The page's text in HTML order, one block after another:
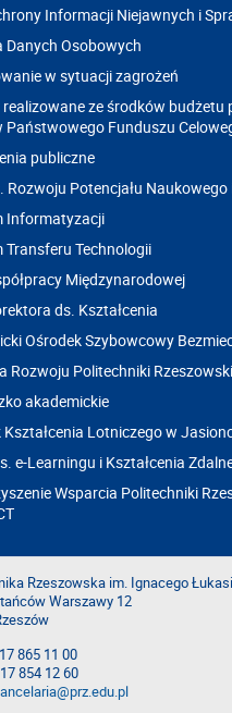
Informacji Niejawnych i
Danych Osobowych
w sytuacji zagrożeń
realizowane ze środków budżetu
Państwowego Funduszu
publiczne
Rozwoju Potencjału
Informatyzacji
Transferu Technologii
Międzynarodowej
ds. Kształcenia
Ośrodek Szybowcowy
Rozwoju Politechniki
akademickie
Kształcenia Lotniczego w
e-Learningu i Kształcenia
Wsparcia Politechniki
Rzeszowska im. Ignacego
Warszawy 12
865 11 00
854 12 60